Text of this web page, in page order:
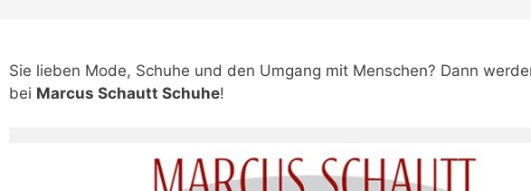
Sie lieben Mode, Schuhe und den Umgang mit Menschen? Dann
bei Marcus Schautt Schuhe!